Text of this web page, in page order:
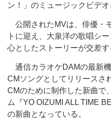
ン！」のミュージックビデオ
公開されたMVは、俳優・
トに迎え、大泉洋の歌唱シ
心としたストーリーが交差す
通信カラオケDAMの最新
CMソングとしてリリースさ
CMのために制作した新曲で
ム『YO OIZUMI ALL TIME
の新曲となっている。